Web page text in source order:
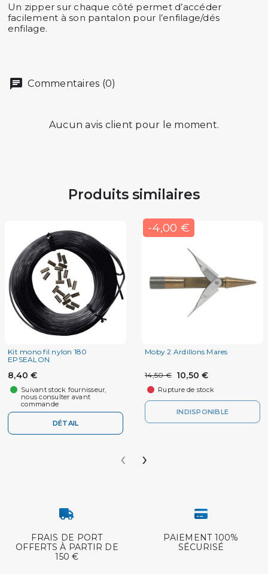
Un zipper sur chaque côté permet d’accéder
facilement à son pantalon pour l’enfilage/dés
enfilage.
Commentaires (0)
Aucun avis client pour le moment.
Produits similaires
Kit mono fil nylon 180
EPSEALON
8,40 €
Suivant stock fournisseur,
nous consulter avant
commande
DÉTAIL
-4,00 €
Moby 2 Ardillons Mares
14,50 € 10,50 €
Rupture de stock
INDISPONIBLE
‹ ›
FRAIS DE PORT
OFFERTS À PARTIR DE
150 €
PAIEMENT 100%
SÉCURISÉ